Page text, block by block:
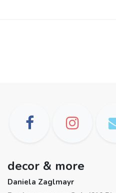
– Maschinenwäsche
decor & more
Daniela Zaglmayr